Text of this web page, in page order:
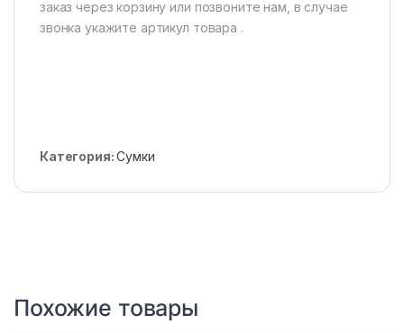
заказ через корзину или позвоните нам, в случае
звонка укажите артикул товара .
Категория:Сумки
Похожие товары